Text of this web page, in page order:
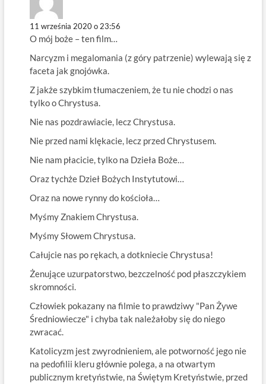
11 września 2020 o 23:56
O mój boże – ten film…
Narcyzm i megalomania (z góry patrzenie) wylewają się z
faceta jak gnojówka.
Z jakże szybkim tłumaczeniem, że tu nie chodzi o nas
tylko o Chrystusa.
Nie nas pozdrawiacie, lecz Chrystusa.
Nie przed nami klękacie, lecz przed Chrystusem.
Nie nam płacicie, tylko na Dzieła Boże…
Oraz tychże Dzieł Bożych Instytutowi…
Oraz na nowe rynny do kościoła…
Myśmy Znakiem Chrystusa.
Myśmy Słowem Chrystusa.
Całujcie nas po rękach, a dotkniecie Chrystusa!
Żenujące uzurpatorstwo, bezczelność pod płaszczykiem
skromności.
Człowiek pokazany na filmie to prawdziwy "Pan Żywe
Średniowiecze" i chyba tak należałoby się do niego
zwracać.
Katolicyzm jest zwyrodnieniem, ale potworność jego nie
na pedofilii kleru głównie polega, a na otwartym
publicznym kretyństwie, na Świętym Kretyństwie, przed